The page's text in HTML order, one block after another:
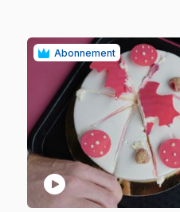
Abonnement
play_circle